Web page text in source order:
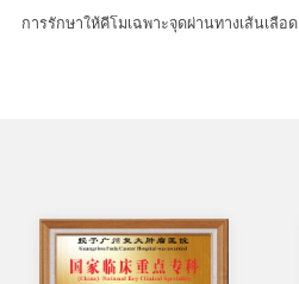
การรักษาให้คีโมเฉพาะจุดผ่านทางเส้นเลือด